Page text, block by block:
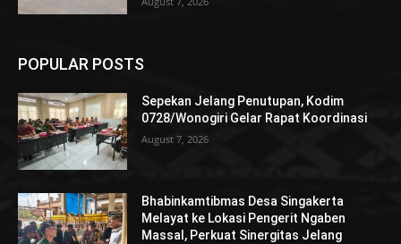
POPULAR POSTS
Sepekan Jelang Penutupan, Kodim
0728/Wonogiri Gelar Rapat Koordinasi
August 7, 2026
Bhabinkamtibmas Desa Singakerta
Melayat ke Lokasi Pengerit Ngaben
Massal, Perkuat Sinergitas Jelang